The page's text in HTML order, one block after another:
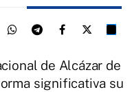
de Alcázar de
significativa su